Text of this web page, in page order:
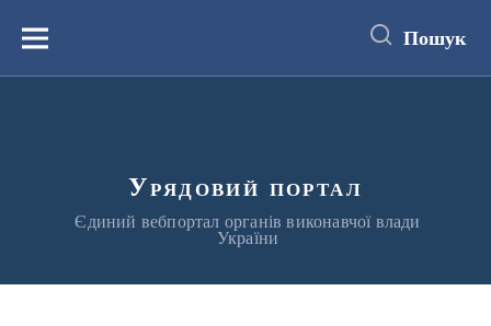
вмістуМеню Пошук
Урядовий портал
Єдиний вебпортал органів виконавчої влади
України